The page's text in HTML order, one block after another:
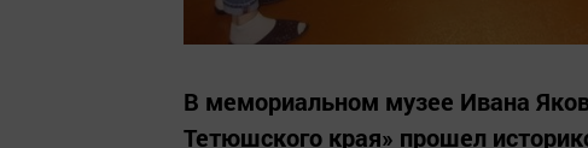
В мемориальном музее Ивана
Тетюшского края» прошел